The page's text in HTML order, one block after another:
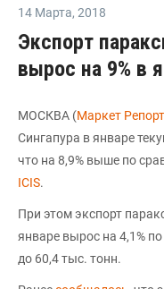
14 Марта, 2018
Экспорт
вырос на 9% в
МОСКВА (Маркет Репорт
Сингапура в январе
что на 8,9% выше по
ICIS.
При этом экспорт
январе вырос на 4,1%
до 60,4 тыс. тонн.